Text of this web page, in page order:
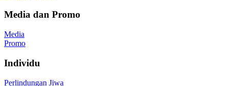
Media dan Promo
Media
Promo
Individu
Perlindungan Jiwa